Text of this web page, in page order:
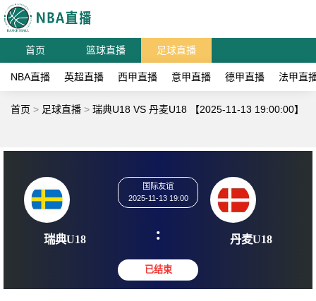
首页 篮球直播 足球直播
NBA直播 英超直播 西甲直播 意甲直播 德甲直播 法甲直
首页 > 足球直播 > 瑞典U18 VS 丹麦U18 【2025-11-13 19:00:00】
瑞典U18
2025-11-13 19:00
: 丹麦